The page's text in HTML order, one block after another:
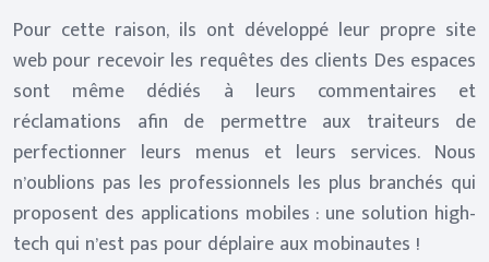
Pour cette raison, ils ont développé leur propre site
web pour recevoir les requêtes des clients Des espaces
sont même dédiés à leurs commentaires et
réclamations afin de permettre aux traiteurs de
perfectionner leurs menus et leurs services. Nous
n’oublions pas les professionnels les plus branchés qui
proposent des applications mobiles : une solution high-
tech qui n’est pas pour déplaire aux mobinautes !